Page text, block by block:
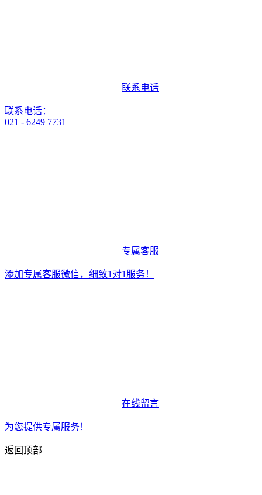
联系电话
联系电话：
021 - 6249 7731
专属客服
添加专属客服微信，细致1对1服务！
在线留言
为您提供专属服务！
返回顶部